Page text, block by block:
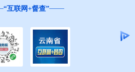
“互联网+督查”